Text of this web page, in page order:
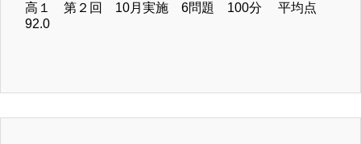
高１ 第２回 10月実施 6問題 100分 平均点
92.0